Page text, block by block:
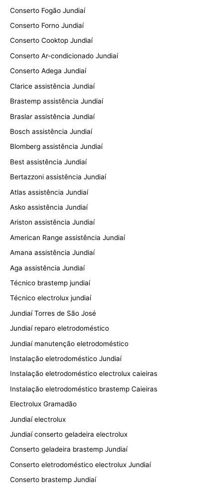
Conserto Fogão Jundiaí
Conserto Forno Jundiaí
Conserto Cooktop Jundiaí
Conserto Ar-condicionado Jundiaí
Conserto Adega Jundiaí
Clarice assistência Jundiaí
Brastemp assistência Jundiaí
Braslar assistência Jundiaí
Bosch assistência Jundiaí
Blomberg assistência Jundiaí
Best assistência Jundiaí
Bertazzoni assistência Jundiaí
Atlas assistência Jundiaí
Asko assistência Jundiaí
Ariston assistência Jundiaí
American Range assistência Jundiaí
Amana assistência Jundiaí
Aga assistência Jundiaí
Técnico brastemp jundiaí
Técnico electrolux jundiaí
Jundiaí Torres de São José
Jundiaí reparo eletrodoméstico
Jundiaí manutenção eletrodoméstico
Instalação eletrodoméstico Jundiaí
Instalação eletrodoméstico electrolux caieiras
Instalação eletrodoméstico brastemp Caieiras
Electrolux Gramadão
Jundiaí electrolux
Jundiaí conserto geladeira electrolux
Conserto geladeira brastemp Jundiaí
Conserto eletrodoméstico electrolux Jundiaí
Conserto brastemp Jundiaí